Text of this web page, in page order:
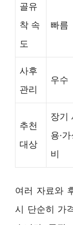
골유
착 속
도
빠름
사후
관리
우수
추천
대상
장기
용·가
비
여러 자료와
시 단순히 가